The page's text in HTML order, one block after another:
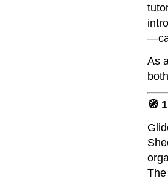
As
🧭